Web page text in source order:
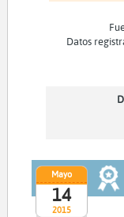
Datos
2015
Mayo
14